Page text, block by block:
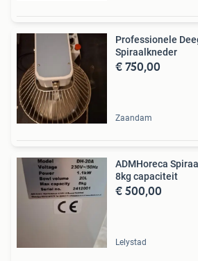
Professionele
Spiraalkneder
€ 750,00
Zaandam
ADMHoreca
8kg capaciteit
€ 500,00
Lelystad